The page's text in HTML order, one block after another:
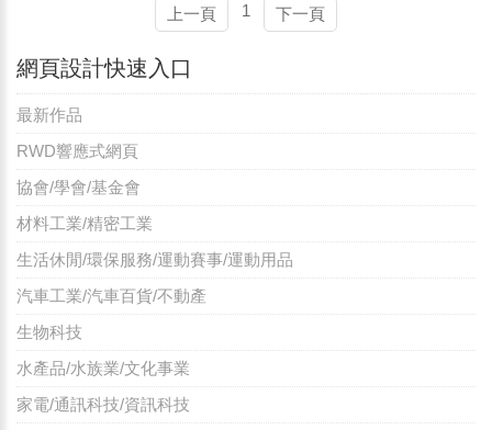
上一頁 1 下一頁
網頁設計快速入口
最新作品
RWD響應式網頁
協會/學會/基金會
材料工業/精密工業
生活休閒/環保服務/運動賽事/運動用品
汽車工業/汽車百貨/不動產
生物科技
水產品/水族業/文化事業
家電/通訊科技/資訊科技